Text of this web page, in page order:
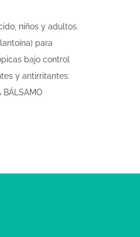
niños y adultos.
para
bajo control
y antirritantes: